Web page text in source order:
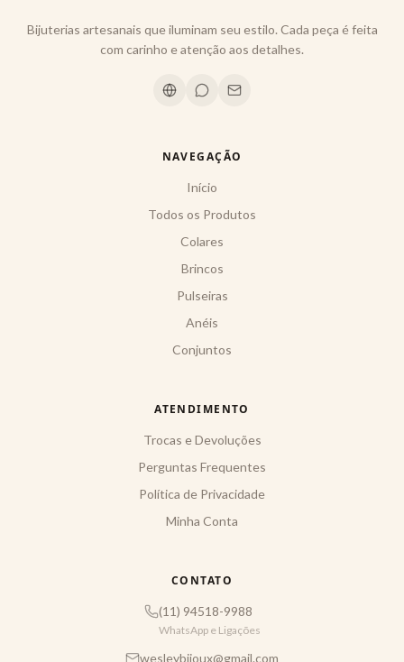
Bijuterias artesanais que iluminam seu estilo. Cada peça é feita
com carinho e atenção aos detalhes.
NAVEGAÇÃO
Início
Todos os Produtos
Colares
Brincos
Pulseiras
Anéis
Conjuntos
ATENDIMENTO
Trocas e Devoluções
Perguntas Frequentes
Política de Privacidade
Minha Conta
CONTATO
(11) 94518-9988
WhatsApp e Ligações
wesleybijoux@gmail.com